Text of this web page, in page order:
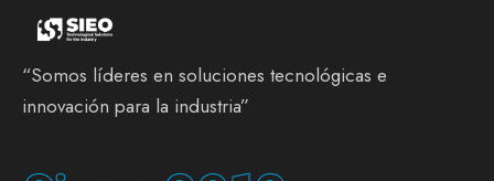
“Somos líderes en soluciones tecnológicas e
innovación para la industria”